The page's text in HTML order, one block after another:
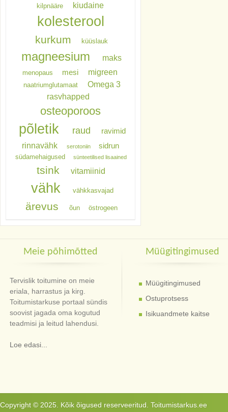
kilpnääre kiudaine
kolesterool
kurkum küüslauk
magneesium maks
menopaus mesi migreen
naatriumglutamaat
Omega 3
rasvhapped
osteoporoos
põletik raud ravimid
rinnavähk serotoniin sidrun
südamehaigused sünteetilised lisaained
tsink vitamiinid
vähk vähkkasvajad
ärevus õun östrogeen
Meie põhimõtted
Tervislik toitumine on meie
eriala, harrastus ja kirg.
Toitumistarkuse portaal sündis
soovist jagada oma kogutud
teadmisi ja leitud lahendusi.
Loe edasi...
Müügitingimused
Müügitingimused
Ostuprotsess
Isikuandmete kaitse
Copyright © 2025. Kõik õigused reserveeritud. Toitumistarkus.ee